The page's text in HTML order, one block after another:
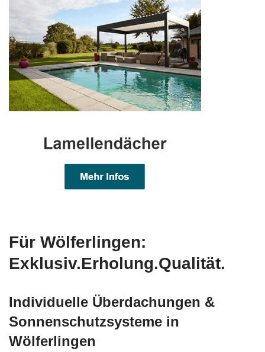
Für Wölferlingen:
Exklusiv.Erholung.Qualität.
Individuelle Überdachungen &
Sonnenschutzsysteme in
Wölferlingen